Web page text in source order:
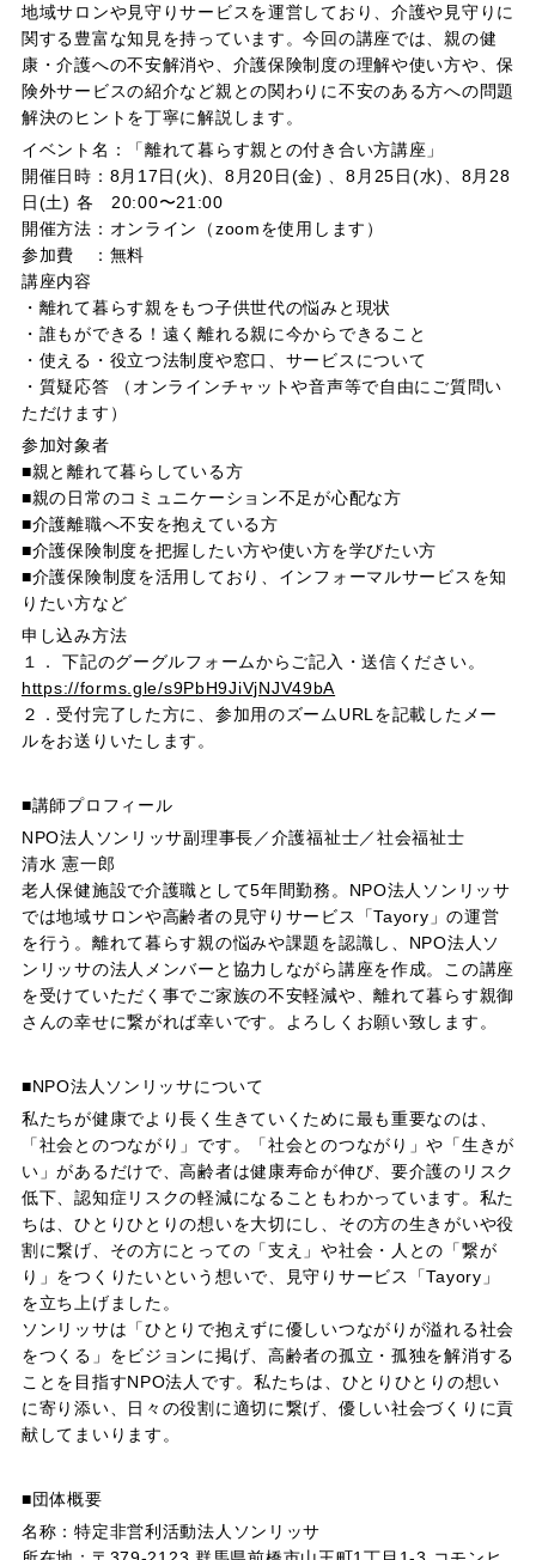
地域サロンや見守りサービスを運営しており、介護や見守りに
関する豊富な知見を持っています。今回の講座では、親の健
康・介護への不安解消や、介護保険制度の理解や使い方や、保
険外サービスの紹介など親との関わりに不安のある方への問題
解決のヒントを丁寧に解説します。
イベント名：「離れて暮らす親との付き合い方講座」
開催日時：8月17日(火)、8月20日(金) 、8月25日(水)、8月28
日(土) 各 20:00〜21:00
開催方法：オンライン（zoomを使用します）
参加費 ：無料
講座内容
・離れて暮らす親をもつ子供世代の悩みと現状
・誰もができる！遠く離れる親に今からできること
・使える・役立つ法制度や窓口、サービスについて
・質疑応答 （オンラインチャットや音声等で自由にご質問い
ただけます）
参加対象者
■親と離れて暮らしている方
■親の日常のコミュニケーション不足が心配な方
■介護離職へ不安を抱えている方
■介護保険制度を把握したい方や使い方を学びたい方
■介護保険制度を活用しており、インフォーマルサービスを知
りたい方など
申し込み方法
１． 下記のグーグルフォームからご記入・送信ください。
https://forms.gle/s9PbH9JiVjNJV49bA
２．受付完了した方に、参加用のズームURLを記載したメー
ルをお送りいたします。
■講師プロフィール
NPO法人ソンリッサ副理事長／介護福祉士／社会福祉士
清水 憲一郎
老人保健施設で介護職として5年間勤務。NPO法人ソンリッサ
では地域サロンや高齢者の見守りサービス「Tayory」の運営
を行う。離れて暮らす親の悩みや課題を認識し、NPO法人ソ
ンリッサの法人メンバーと協力しながら講座を作成。この講座
を受けていただく事でご家族の不安軽減や、離れて暮らす親御
さんの幸せに繋がれば幸いです。よろしくお願い致します。
■NPO法人ソンリッサについて
私たちが健康でより長く生きていくために最も重要なのは、
「社会とのつながり」です。「社会とのつながり」や「生きが
い」があるだけで、高齢者は健康寿命が伸び、要介護のリスク
低下、認知症リスクの軽減になることもわかっています。私た
ちは、ひとりひとりの想いを大切にし、その方の生きがいや役
割に繋げ、その方にとっての「支え」や社会・人との「繋が
り」をつくりたいという想いで、見守りサービス「Tayory」
を立ち上げました。
ソンリッサは「ひとりで抱えずに優しいつながりが溢れる社会
をつくる」をビジョンに掲げ、高齢者の孤立・孤独を解消する
ことを目指すNPO法人です。私たちは、ひとりひとりの想い
に寄り添い、日々の役割に適切に繋げ、優しい社会づくりに貢
献してまいります。
■団体概要
名称：特定非営利活動法人ソンリッサ